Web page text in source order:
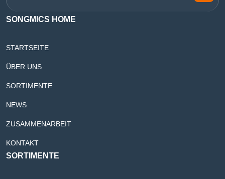
SONGMICS HOME
STARTSEITE
ÜBER UNS
SORTIMENTE
NEWS
ZUSAMMENARBEIT
KONTAKT
SORTIMENTE